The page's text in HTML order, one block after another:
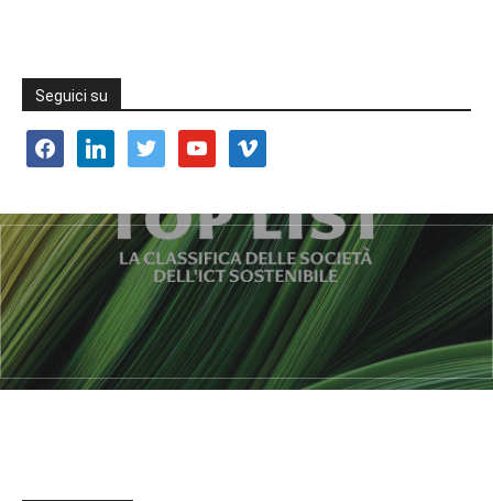
Seguici su
facebooklinkedin twitter youtube vimeo